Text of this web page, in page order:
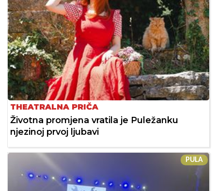
THEATRALNA PRIČA
Životna promjena vratila je Puležanku
njezinoj prvoj ljubavi
PULA